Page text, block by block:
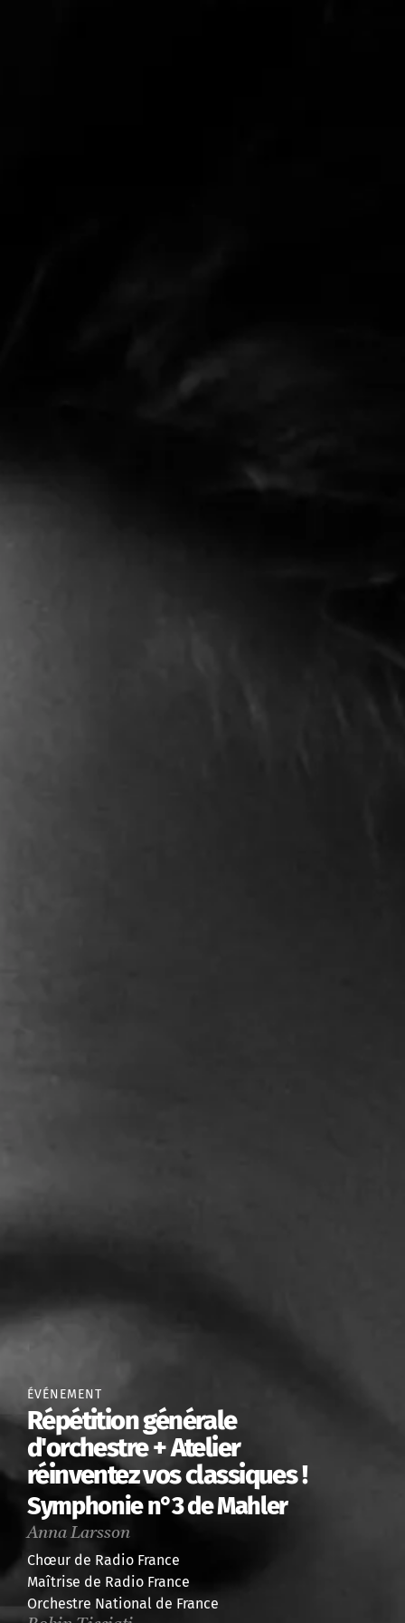
ÉVÉNEMENT
Répétition générale
d'orchestre + Atelier
réinventez vos classiques !
Symphonie n°3 de Mahler
Anna Larsson
Chœur de Radio France
Maîtrise de Radio France
Orchestre National de France